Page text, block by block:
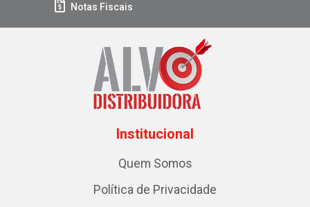
Notas Fiscais
Institucional
Quem Somos
Política de Privacidade